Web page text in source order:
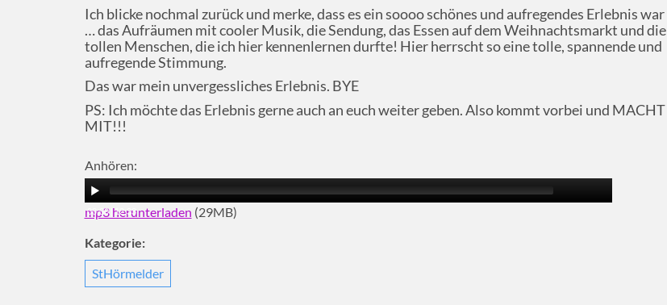
Ich blicke nochmal zurück und merke, dass es ein soooo schönes und aufregendes Erlebnis war
… das Aufräumen mit cooler Musik, die Sendung, das Essen auf dem Weihnachtsmarkt und die
tollen Menschen, die ich hier kennenlernen durfte! Hier herrscht so eine tolle, spannende und
aufregende Stimmung.
Das war mein unvergessliches Erlebnis. BYE
PS: Ich möchte das Erlebnis gerne auch an euch weiter geben. Also kommt vorbei und MACHT
MIT!!!
Anhören:
00:00 12:33
mp3 herunterladen (29MB)
Kategorie:
StHörmelder